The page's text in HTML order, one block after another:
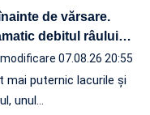
de vărsare.
debitul râului…
07.08.26 20:55
puternic lacurile și
unul…